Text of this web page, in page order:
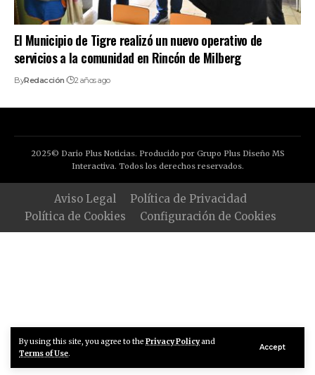
By using this site, you agree to the Privacy Policyand
Terms of Use.
Accept
El Municipio de Tigre realizó un nuevo operativo de
servicios a la comunidad en Rincón de Milberg
ByRedacción 2 años ago
2025© Dario Plus Noticias. Producido por Grupo Plus Diseño MS
Interactiva. Todos los derechos reservados.
Aviso Legal
Política de Privacidad
Política de Cookies
Configuración de Cookies